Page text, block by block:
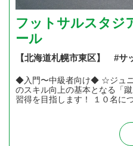
フットサルスタジ
ール
【北海道札幌市東区】 #サ
◆入門〜中級者向け◆ ☆ジュ
のスキル向上の基本となる「
習得を目指します！ １０名に